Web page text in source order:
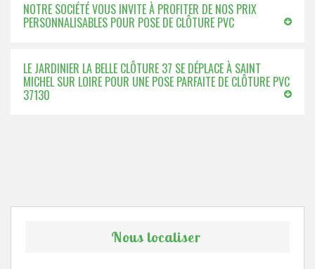
NOTRE SOCIÉTÉ VOUS INVITE À PROFITER DE NOS PRIX
PERSONNALISABLES POUR POSE DE CLÔTURE PVC
LE JARDINIER LA BELLE CLÔTURE 37 SE DÉPLACE À SAINT
MICHEL SUR LOIRE POUR UNE POSE PARFAITE DE CLÔTURE PVC
37130
Nous localiser